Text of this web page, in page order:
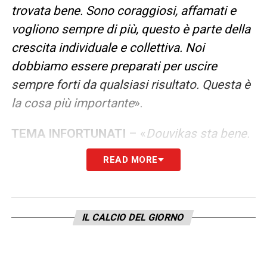
trovata bene. Sono coraggiosi, affamati e
vogliono sempre di più, questo è parte della
crescita individuale e collettiva. Noi
dobbiamo essere preparati per uscire
sempre forti da qualsiasi risultato. Questa è
la cosa più importante».
TEMA INFORTUNATI – «Douvikas sta bene.
Vojvoda ha avuto una piccola lesione nel
finale di gara contro il Sassuolo, avevamo
Sergi Roberto ha accusato un fastidio al
polpaccio contro l’Inter in campionato,
READ MORE
IL CALCIO DEL GIORNO